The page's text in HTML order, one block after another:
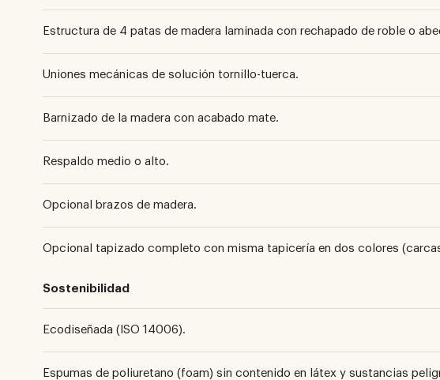
Estructura de 4 patas de madera laminada con rechapado de roble o
Uniones mecánicas de solución tornillo-tuerca.
Barnizado de la madera con acabado mate.
Respaldo medio o alto.
Opcional brazos de madera.
Opcional tapizado completo con misma tapicería en dos colores
Sostenibilidad
Ecodiseñada (ISO 14006).
Espumas de poliuretano (foam) sin contenido en látex y sustancias